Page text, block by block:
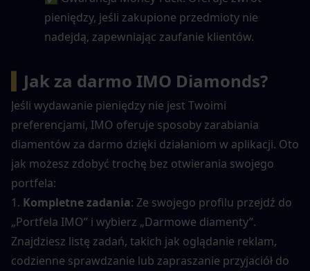
pieniędzy, jeśli zakupione przedmioty nie
nadejdą, zapewniając zaufanie klientów.
Jak za darmo IMO Diamonds?
Jeśli wydawanie pieniędzy nie jest Twoimi
preferencjami, IMO oferuje sposoby zarabiania
diamentów za darmo dzięki działaniom w aplikacji. Oto
jak możesz zdobyć trochę bez otwierania swojego
portfela:
1. Kompletne zadania: Ze swojego profilu przejdź do
„Portfela IMO” i wybierz „Darmowe diamenty”.
Znajdziesz listę zadań, takich jak oglądanie reklam,
codzienne sprawdzanie lub zapraszanie przyjaciół do